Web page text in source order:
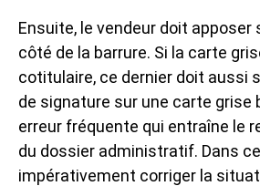
Ensuite, le vendeur doit apposer
côté de la barrure. Si la carte
cotitulaire, ce dernier doit aussi
de signature sur une carte grise
erreur fréquente qui entraîne le
du dossier administratif. Dans
impérativement corriger la